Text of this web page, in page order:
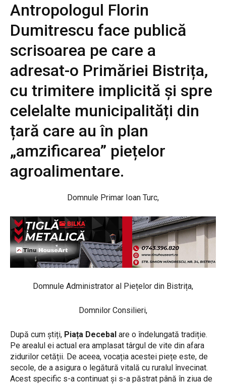
Antropologul Florin
Dumitrescu face publică
scrisoarea pe care a
adresat-o Primăriei Bistrița,
cu trimitere implicită și spre
celelalte municipalități din
țară care au în plan
„amzificarea” piețelor
agroalimentare.
Domnule Primar Ioan Turc,
Domnule Administrator al Piețelor din Bistrița,
Domnilor Consilieri,
După cum știți, Piața Decebal are o îndelungată tradiție.
Pe arealul ei actual era amplasat târgul de vite din afara
zidurilor cetății. De aceea, vocația acestei piețe este, de
secole, de a asigura o legătură vitală cu ruralul învecinat.
Acest specific s-a continuat și s-a păstrat până în ziua de